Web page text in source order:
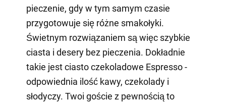
pieczenie, gdy w tym samym czasie
przygotowuje się różne smakołyki.
Świetnym rozwiązaniem są więc szybkie
ciasta i desery bez pieczenia. Dokładnie
takie jest ciasto czekoladowe Espresso -
odpowiednia ilość kawy, czekolady i
słodyczy. Twoi goście z pewnością to